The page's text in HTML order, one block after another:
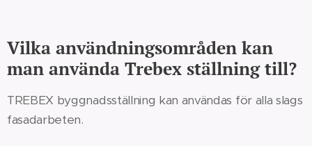
Vilka användningsområden kan
man använda Trebex ställning till?
TREBEX byggnadsställning kan användas för alla slags
fasadarbeten.